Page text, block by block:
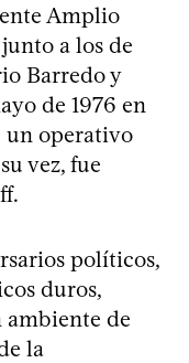
Amplio
a los de
Barredo y
de 1976 en
un operativo
vez, fue
políticos,
duros,
ambiente de
la